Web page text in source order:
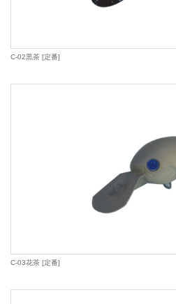
C-02黒茶 [定番]
C-03花茶 [定番]